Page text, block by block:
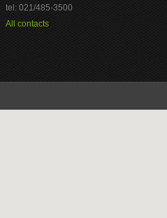
tel: 021/485-3500
All contacts